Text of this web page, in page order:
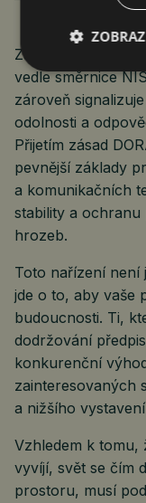
Zavedení
vedle směrnice
zároveň
odolnosti a
Přijetím zásad
pevnější základy
a komunikačních
stability a ochranu
hrozeb.
Toto nařízení není
jde o to, aby vaše
budoucnosti. Ti,
dodržování
konkurenční
zainteresovaných
a nižšího
Vzhledem k tomu,
vyvíjí, svět se čím
prostoru, musí